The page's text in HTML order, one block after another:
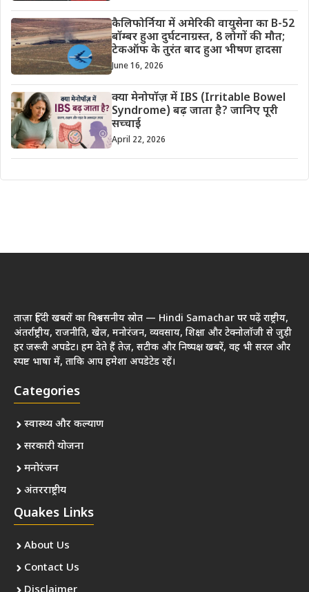
कैलिफोर्निया में अमेरिकी वायुसेना का B-52
बॉम्बर हुआ दुर्घटनाग्रस्त, 8 लोगों की मौत;
टेकऑफ के तुरंत बाद हुआ भीषण हादसा
June 16, 2026
क्या मेनोपॉज़ में IBS (Irritable Bowel
Syndrome) बढ़ जाता है? जानिए पूरी
सच्चाई
April 22, 2026
ताज़ा हिंदी खबरों का विश्वसनीय स्रोत — Hindi Samachar पर पढ़ें राष्ट्रीय,
अंतर्राष्ट्रीय, राजनीति, खेल, मनोरंजन, व्यवसाय, शिक्षा और टेक्नोलॉजी से जुड़ी
हर जरूरी अपडेट। हम देते हैं तेज़, सटीक और निष्पक्ष खबरें, वह भी सरल और
स्पष्ट भाषा में, ताकि आप हमेशा अपडेटेड रहें।
Categories
स्वास्थ्य और कल्याण
सरकारी योजना
मनोरंजन
अंतरराष्ट्रीय
Quakes Links
About Us
Contact Us